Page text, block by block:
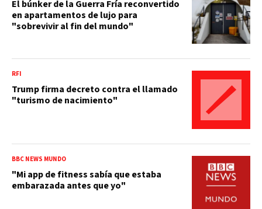
El búnker de la Guerra Fría reconvertido
en apartamentos de lujo para
"sobrevivir al fin del mundo"
RFI
Trump firma decreto contra el llamado
"turismo de nacimiento"
BBC NEWS MUNDO
"Mi app de fitness sabía que estaba
embarazada antes que yo"